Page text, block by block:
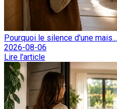
Pourquoi le silence d'une mais...
2026-08-06
Lire l'article